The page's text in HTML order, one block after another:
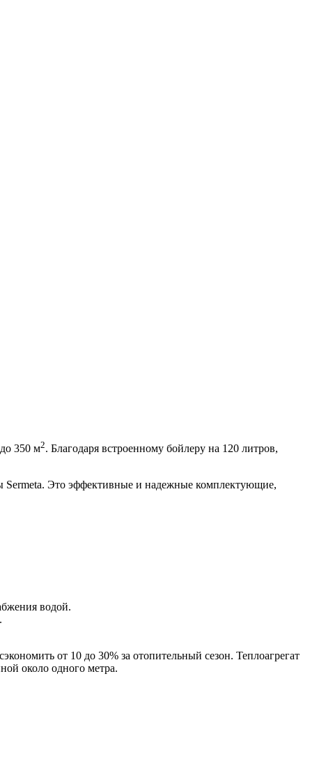
350 м2. Благодаря встроенному бойлеру на 120 литров,
Sermeta. Это эффективные и надежные комплектующие,
водой.
от 10 до 30% за отопительный сезон. Теплоагрегат
около одного метра.